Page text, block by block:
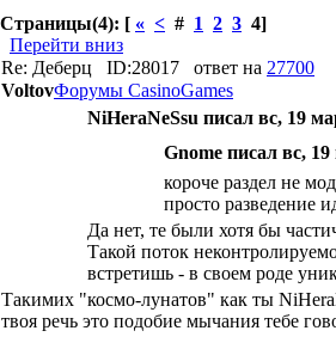
Страницы(4): [ « < # 1 2 3 4]
Перейти вниз
Re: Деберц
ID:28017 ответ на 27700
VoltovФорумы CasinoGames
NiHeraNeSsu писал вс, 19
Gnome писал вс,
короче раздел не
просто разведение
Да нет, те были хотя бы
Такой поток
встретишь - в своем роде
Такимих "космо-лунатов" как ты
твоя речь это подобие мычания тебе